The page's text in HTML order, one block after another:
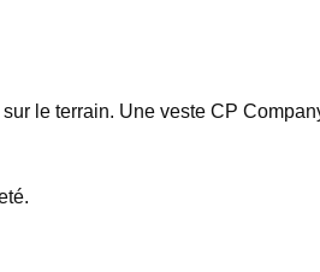
le terrain. Une veste CP